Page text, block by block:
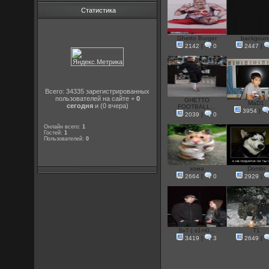
Статистика
Всего: 34335 зарегистрированных
пользователей на сайте + 0
сегодняи (0 вчера)
Онлайн всего:1
Гостей:1
Пользователей:0
Ghetto Burger
2142
| 0
2447
|
GHETTO
FOOTBALL...
2039
| 0
MaD1
3954 |
хома
2664 | 0
Dombr
2929
|
Sv7-| s1m0...
3419
| 3
T1
2649
|